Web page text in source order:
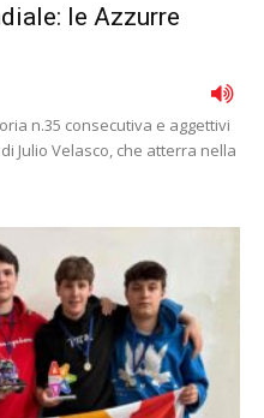
le Azzurre
n.35 consecutiva e aggettivi
Julio Velasco, che atterra nella